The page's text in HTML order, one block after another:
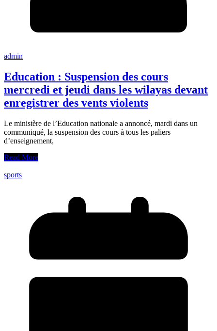
admin
Education : Suspension des cours
mercredi et jeudi dans les wilayas devant
enregistrer des vents violents
Le ministère de l’Education nationale a annoncé, mardi dans un
communiqué, la suspension des cours à tous les paliers
d’enseignement,
Read More
sports